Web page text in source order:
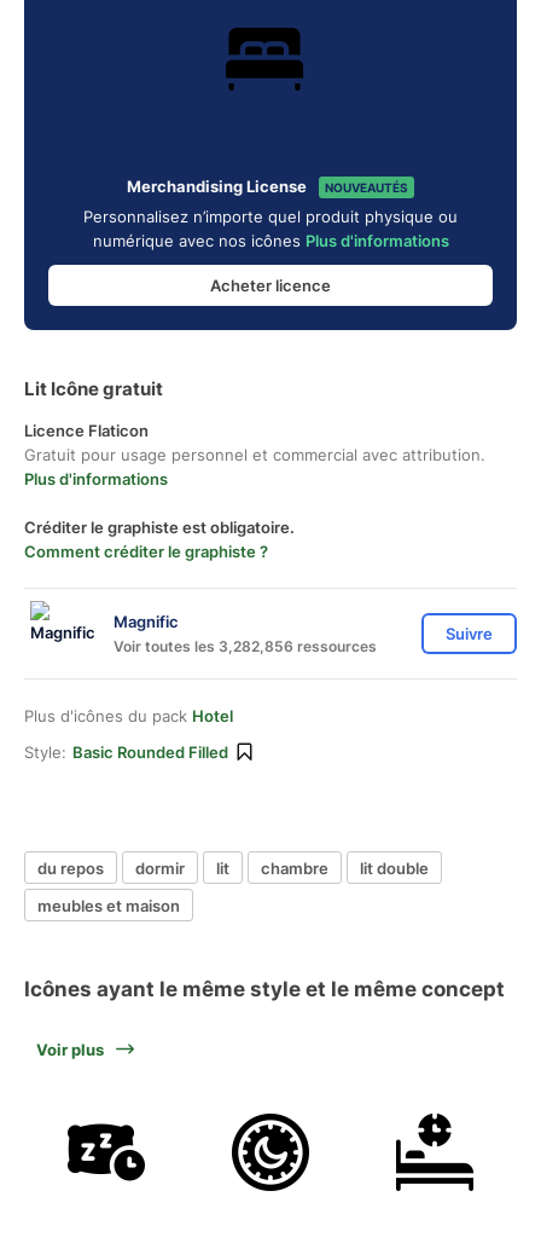
Merchandising License NOUVEAUTÉS
Personnalisez n’importe quel produit physique ou
numérique avec nos icônes Plus d'informations
Acheter licence
Lit Icône gratuit
Licence Flaticon
Gratuit pour usage personnel et commercial avec attribution.
Plus d'informations
Créditer le graphiste est obligatoire.
Comment créditer le graphiste ?
Magnific
Voir toutes les 3,282,856 ressources
Suivre
Plus d'icônes du pack Hotel
Style: Basic Rounded Filled
du repos dormir lit chambre
lit double
meubles et maison
Icônes ayant le même style et le même concept
Voir plus